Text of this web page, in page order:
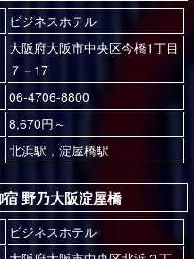
ビジネスホテル
大阪府大阪市中央区今橋1丁目
７－17
06-4706-8800
8,670円～
北浜駅，淀屋橋駅
野乃大阪淀屋橋
ビジネスホテル